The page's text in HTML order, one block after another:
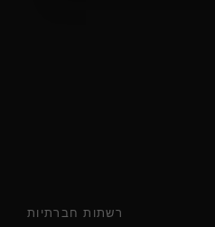
רשתות חברתיות